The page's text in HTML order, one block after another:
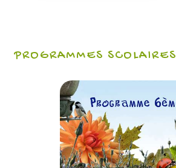
PROGRAMMES SCOLAIRES